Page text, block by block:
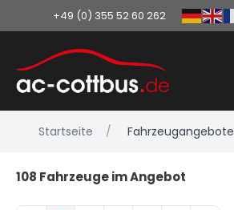
springen
+49 (0) 355 52 60 262
Startseite Fahrzeugangebote
108 Fahrzeuge im Angebot